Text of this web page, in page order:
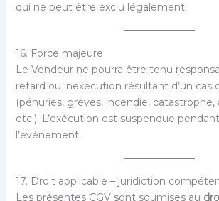
qui ne peut être exclu légalement.
16. Force majeure
Le Vendeur ne pourra être tenu
retard ou inexécution résultant d’un cas
(pénuries, grèves, incendie,
etc.). L’exécution est suspendue
l’événement.
17. Droit applicable – juridiction
Les présentes CGV sont soumises au